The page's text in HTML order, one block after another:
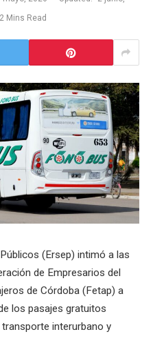
2 Mins Read
(Ersep) intimó a las
de Empresarios del
de Córdoba (Fetap) a
los pasajes gratuitos
interurbano y